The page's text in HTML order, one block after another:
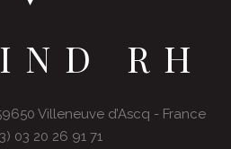
RH
Villeneuve d’Ascq - France
03 20 26 91 71